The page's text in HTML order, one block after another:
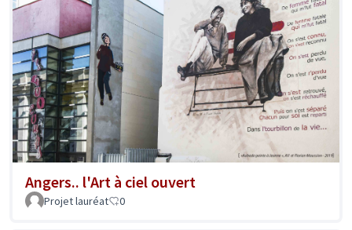
Angers.. l'Art à ciel ouvert
Projet lauréat 0